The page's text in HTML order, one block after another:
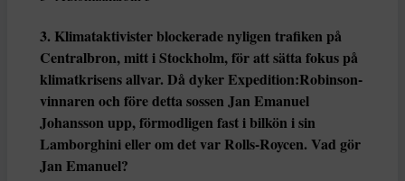
3. Klimataktivister blockerade nyligen trafiken på
Centralbron, mitt i Stockholm, för att sätta fokus på
klimatkrisens allvar. Då dyker Expedition:Robinson-
vinnaren och före detta sossen Jan Emanuel
Johansson upp, förmodligen fast i bilkön i sin
Lamborghini eller om det var Rolls-Roycen. Vad gör
Jan Emanuel?